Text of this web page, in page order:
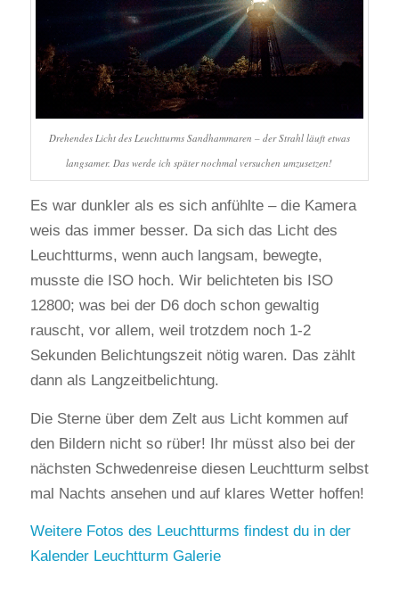
Drehendes Licht des Leuchtturms Sandhammaren – der Strahl läuft etwas
langsamer. Das werde ich später nochmal versuchen umzusetzen!
Es war dunkler als es sich anfühlte – die Kamera
weis das immer besser. Da sich das Licht des
Leuchtturms, wenn auch langsam, bewegte,
musste die ISO hoch. Wir belichteten bis ISO
12800; was bei der D6 doch schon gewaltig
rauscht, vor allem, weil trotzdem noch 1-2
Sekunden Belichtungszeit nötig waren. Das zählt
dann als Langzeitbelichtung.
Die Sterne über dem Zelt aus Licht kommen auf
den Bildern nicht so rüber! Ihr müsst also bei der
nächsten Schwedenreise diesen Leuchtturm selbst
mal Nachts ansehen und auf klares Wetter hoffen!
Weitere Fotos des Leuchtturms findest du in der
Kalender Leuchtturm Galerie